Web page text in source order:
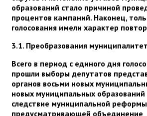
образований стало причиной
процентов кампаний. Наконец,
голосования имели характер
3.1. Преобразования
Всего в период с единого дня
прошли выборы депутатов
органов восьми новых
новых муниципальных образований
следствие муниципальной
предусматривающей объединение